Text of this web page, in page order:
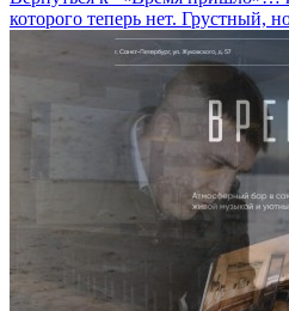
которого теперь нет. Грустный,